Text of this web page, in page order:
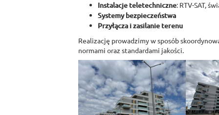
Instalacje teletechniczne: RTV-SAT,
Systemy bezpieczeństwa
Przyłącza i zasilanie terenu
Realizację prowadzimy w sposób
normami oraz standardami jakości.